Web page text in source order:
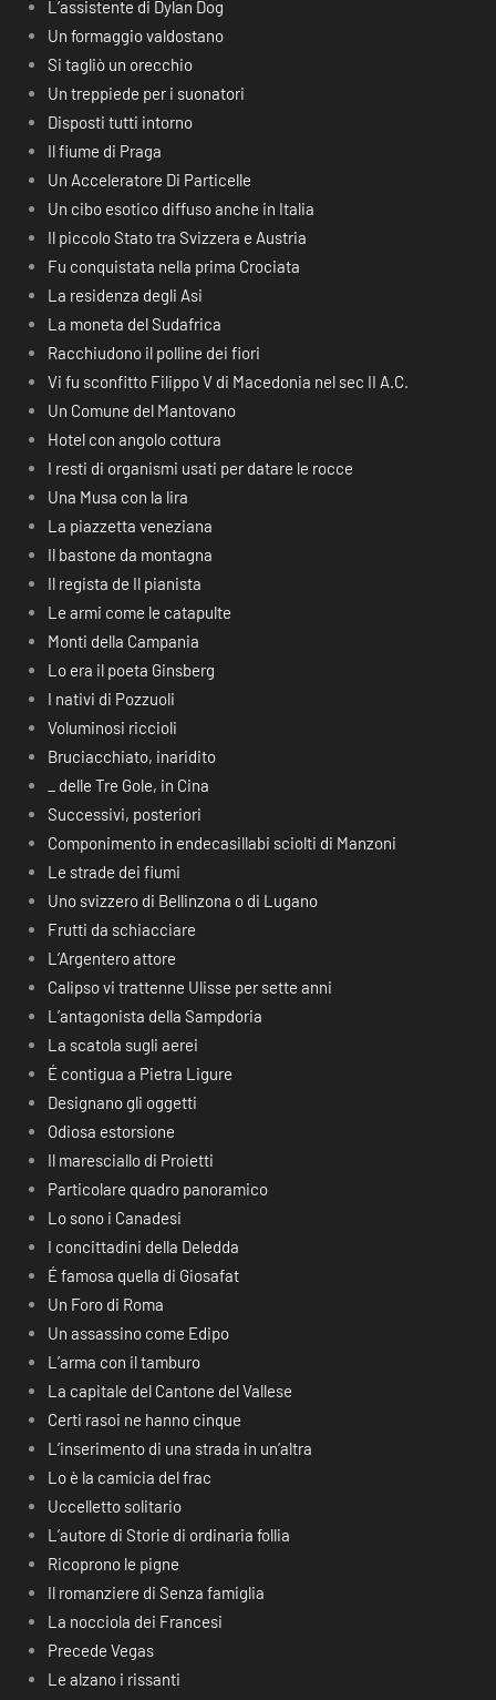
L’assistente di Dylan Dog
Un formaggio valdostano
Si tagliò un orecchio
Un treppiede per i suonatori
Disposti tutti intorno
Il fiume di Praga
Un Acceleratore Di Particelle
Un cibo esotico diffuso anche in Italia
Il piccolo Stato tra Svizzera e Austria
Fu conquistata nella prima Crociata
La residenza degli Asi
La moneta del Sudafrica
Racchiudono il polline dei fiori
Vi fu sconfitto Filippo V di Macedonia nel sec II A.C.
Un Comune del Mantovano
Hotel con angolo cottura
I resti di organismi usati per datare le rocce
Una Musa con la lira
La piazzetta veneziana
Il bastone da montagna
Il regista de Il pianista
Le armi come le catapulte
Monti della Campania
Lo era il poeta Ginsberg
I nativi di Pozzuoli
Voluminosi riccioli
Bruciacchiato, inaridito
_ delle Tre Gole, in Cina
Successivi, posteriori
Componimento in endecasillabi sciolti di Manzoni
Le strade dei fiumi
Uno svizzero di Bellinzona o di Lugano
Frutti da schiacciare
L’Argentero attore
Calipso vi trattenne Ulisse per sette anni
L’antagonista della Sampdoria
La scatola sugli aerei
É contigua a Pietra Ligure
Designano gli oggetti
Odiosa estorsione
Il maresciallo di Proietti
Particolare quadro panoramico
Lo sono i Canadesi
I concittadini della Deledda
É famosa quella di Giosafat
Un Foro di Roma
Un assassino come Edipo
L’arma con il tamburo
La capitale del Cantone del Vallese
Certi rasoi ne hanno cinque
L’inserimento di una strada in un’altra
Lo è la camicia del frac
Uccelletto solitario
L’autore di Storie di ordinaria follia
Ricoprono le pigne
Il romanziere di Senza famiglia
La nocciola dei Francesi
Precede Vegas
Le alzano i rissanti